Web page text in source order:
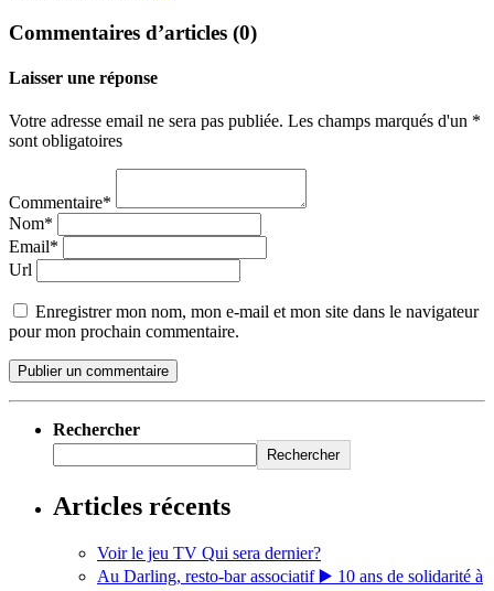
Commentaires d’articles (0)
Laisser une réponse
Votre adresse email ne sera pas publiée. Les champs marqués d'un *
sont obligatoires
Commentaire*
Nom*
Email*
Url
Enregistrer mon nom, mon e-mail et mon site dans le navigateur
pour mon prochain commentaire.
Rechercher
Rechercher
Articles récents
Voir le jeu TV Qui sera dernier?
Au Darling, resto-bar associatif ▶️ 10 ans de solidarité à